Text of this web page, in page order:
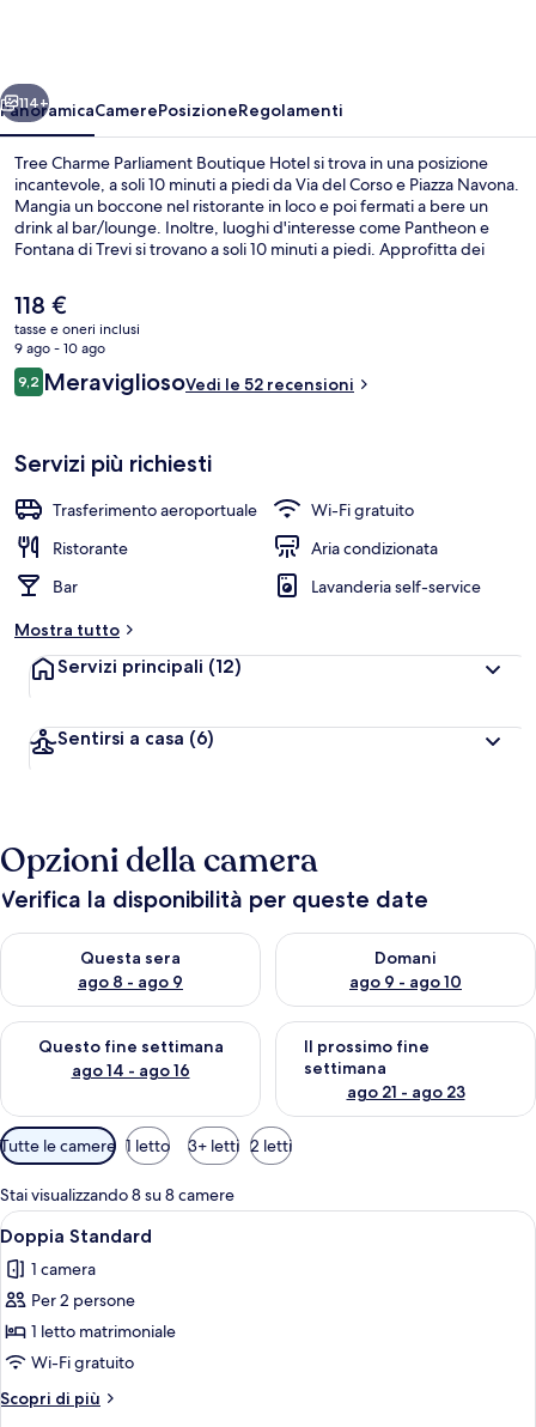
Avanti
114+
PanoramicaCamerePosizioneRegolamenti
Tree Charme Parliament Boutique Hotel si trova in una posizione
incantevole, a soli 10 minuti a piedi da Via del Corso e Piazza Navona.
Mangia un boccone nel ristorante in loco e poi fermati a bere un
drink al bar/lounge. Inoltre, luoghi d'interesse come Pantheon e
Fontana di Trevi si trovano a soli 10 minuti a piedi. Approfitta dei
Stazione metro di Barberini a 14 min a piedi.
Il
prezzo
attuale
è
118 €
118 €
tasse e oneri inclusi
9 ago - 10 ago
Recensioni
9,29,2 su 10
MeravigliosoVedi le 52 recensioni
Servizi più richiesti
Trasferimento aeroportuale
Wi-Fi gratuito
Ristorante
Aria condizionata
Bar
Lavanderia self-service
Mostra tutto
Servizi principali (12)
Sentirsi a casa (6)
Opzioni della camera
Verifica la disponibilità per queste date
Questa sera
ago 8 - ago 9
Verifica la disponibilità per questa sera, ago 8 - ago 9
Domani
ago 9 - ago 10
Verifica la disponibilità per
Questo fine settimana
ago 14 - ago 16
Verifica la disponibilità per questo fine settimana, ago 14 -
Il prossimo fine
settimana
ago 21 - ago 23
Verifica la disponibilità per il
Filtri
disponibili
per
le
camere
Tutte le camere 1 letto 3+ letti 2 letti
Stai visualizzando 8 su 8 camere
Apri
tutte
le
foto
per
Doppia
Standard
Una camera d'albergo con carta da
6
Doppia Standard
1 camera
Per 2 persone
1 letto matrimoniale
Wi-Fi gratuito
Scopri di più
Altri